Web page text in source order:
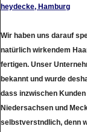
heydecke, Hamburg
Wir haben uns darauf
natürlich wirkendem
fertigen. Unser
bekannt und wurde
dass inzwischen
Niedersachsen und
selbstverstndlich, denn